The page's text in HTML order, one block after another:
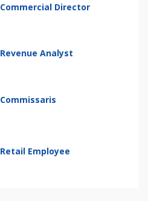
Commercial Director
Revenue Analyst
Commissaris
Retail Employee